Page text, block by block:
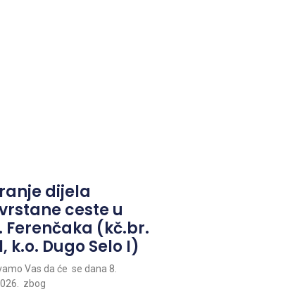
dijela
ceste u
Ferenčaka (kč.br.
k.o. Dugo Selo I)
Vas da će se dana 8.
zbog